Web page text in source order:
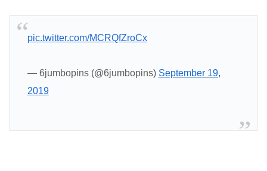
pic.twitter.com/MCRQfZroCx
— 6jumbopins (@6jumbopins) September 19,
2019